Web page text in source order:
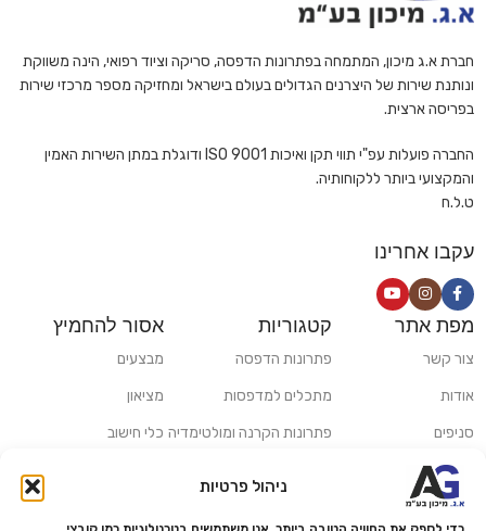
ניהול פרטיות
חברת א.ג מיכון, המתמחה בפתרונות הדפסה, סריקה וציוד רפואי, הינה משווקת
ונותנת שירות של היצרנים הגדולים בעולם בישראל ומחזיקה מספר מרכזי שירות
בפריסה ארצית.
החברה פועלות עפ"י תווי תקן ואיכות ISO 9001 ודוגלת במתן השירות האמין
והמקצועי ביותר ללקוחותיה.
ט.ל.ח
עקבו אחרינו
מפת אתר
צור קשר
אודות
סניפים
משלוחים ואיסוף עצמי
מדריכים ומאמרים
קטגוריות
פתרונות הדפסה
מתכלים למדפסות
פתרונות הקרנה ומולטימדיה
אסור להחמיץ
מבצעים
מציאון
כלי חישוב